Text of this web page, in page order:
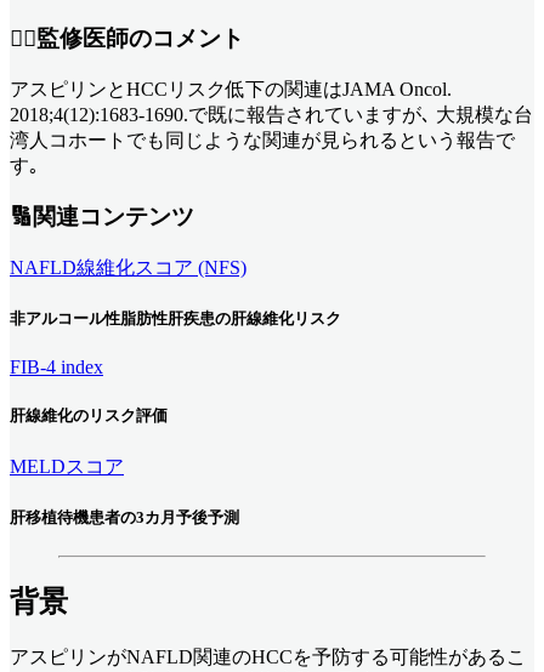
👨‍⚕️監修医師のコメント
アスピリンとHCCリスク低下の関連はJAMA Oncol.
2018;4(12):1683-1690.で既に報告されていますが､ 大規模な台
湾人コホートでも同じような関連が見られるという報告で
す｡
🔢関連コンテンツ
NAFLD線維化スコア (NFS)
非アルコール性脂肪性肝疾患の肝線維化リスク
FIB-4 index
肝線維化のリスク評価
MELDスコア
肝移植待機患者の3カ月予後予測
背景
アスピリンがNAFLD関連のHCCを予防する可能性があるこ